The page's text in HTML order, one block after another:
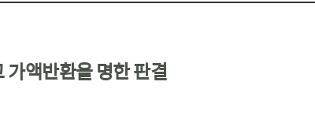
액반환을 명한 판결